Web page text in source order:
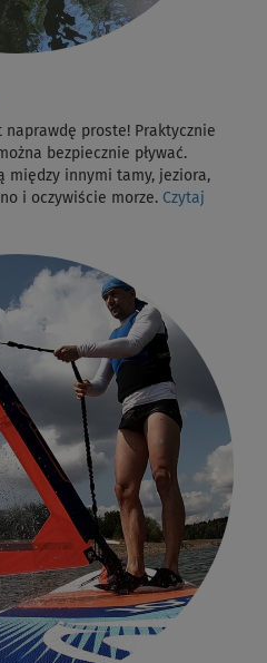
proste! Praktycznie
bezpiecznie pływać.
między innymi tamy, jeziora,
i oczywiście morze. Czytaj